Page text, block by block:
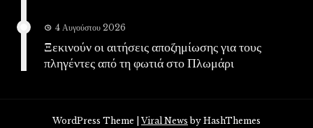
4 Αυγούστου 2026
Ξεκινούν οι αιτήσεις αποζημίωσης για τους
πληγέντες από τη φωτιά στο Πλωμάρι
WordPress Theme |Viral News by HashThemes